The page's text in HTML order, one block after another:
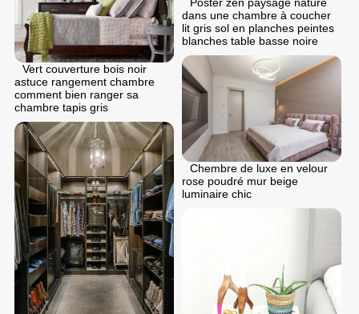
dans une chambre à coucher
lit gris sol en planches peintes
blanches table basse noire
Vert couverture bois noir
astuce rangement chambre
comment bien ranger sa
chambre tapis gris
Chembre de luxe en velour
rose poudré mur beige
luminaire chic